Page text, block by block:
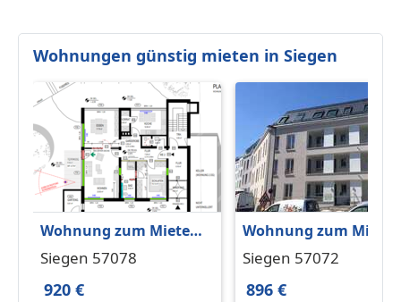
Wohnungen günstig mieten in Siegen
Wohnung zum Mieten
in Siegen 920 € 93.66 m²
Siegen 57078
920 €
Wohnung zum Mieten
in Siegen 896 € 69.5
Siegen 57072
896 €